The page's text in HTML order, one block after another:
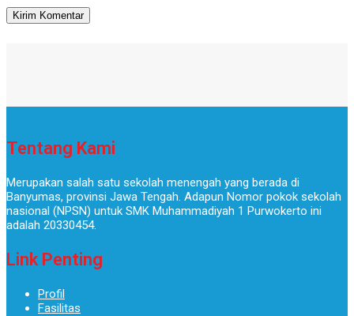
Tentang Kami
Merupakan salah satu sekolah menengah yang berada di
Banyumas, provinsi Jawa Tengah. Adapun Nomor pokok sekolah
nasional (NPSN) untuk SMK Muhammadiyah 1 Purwokerto ini
adalah 20330454.
Link Penting
Profil
Fasilitas